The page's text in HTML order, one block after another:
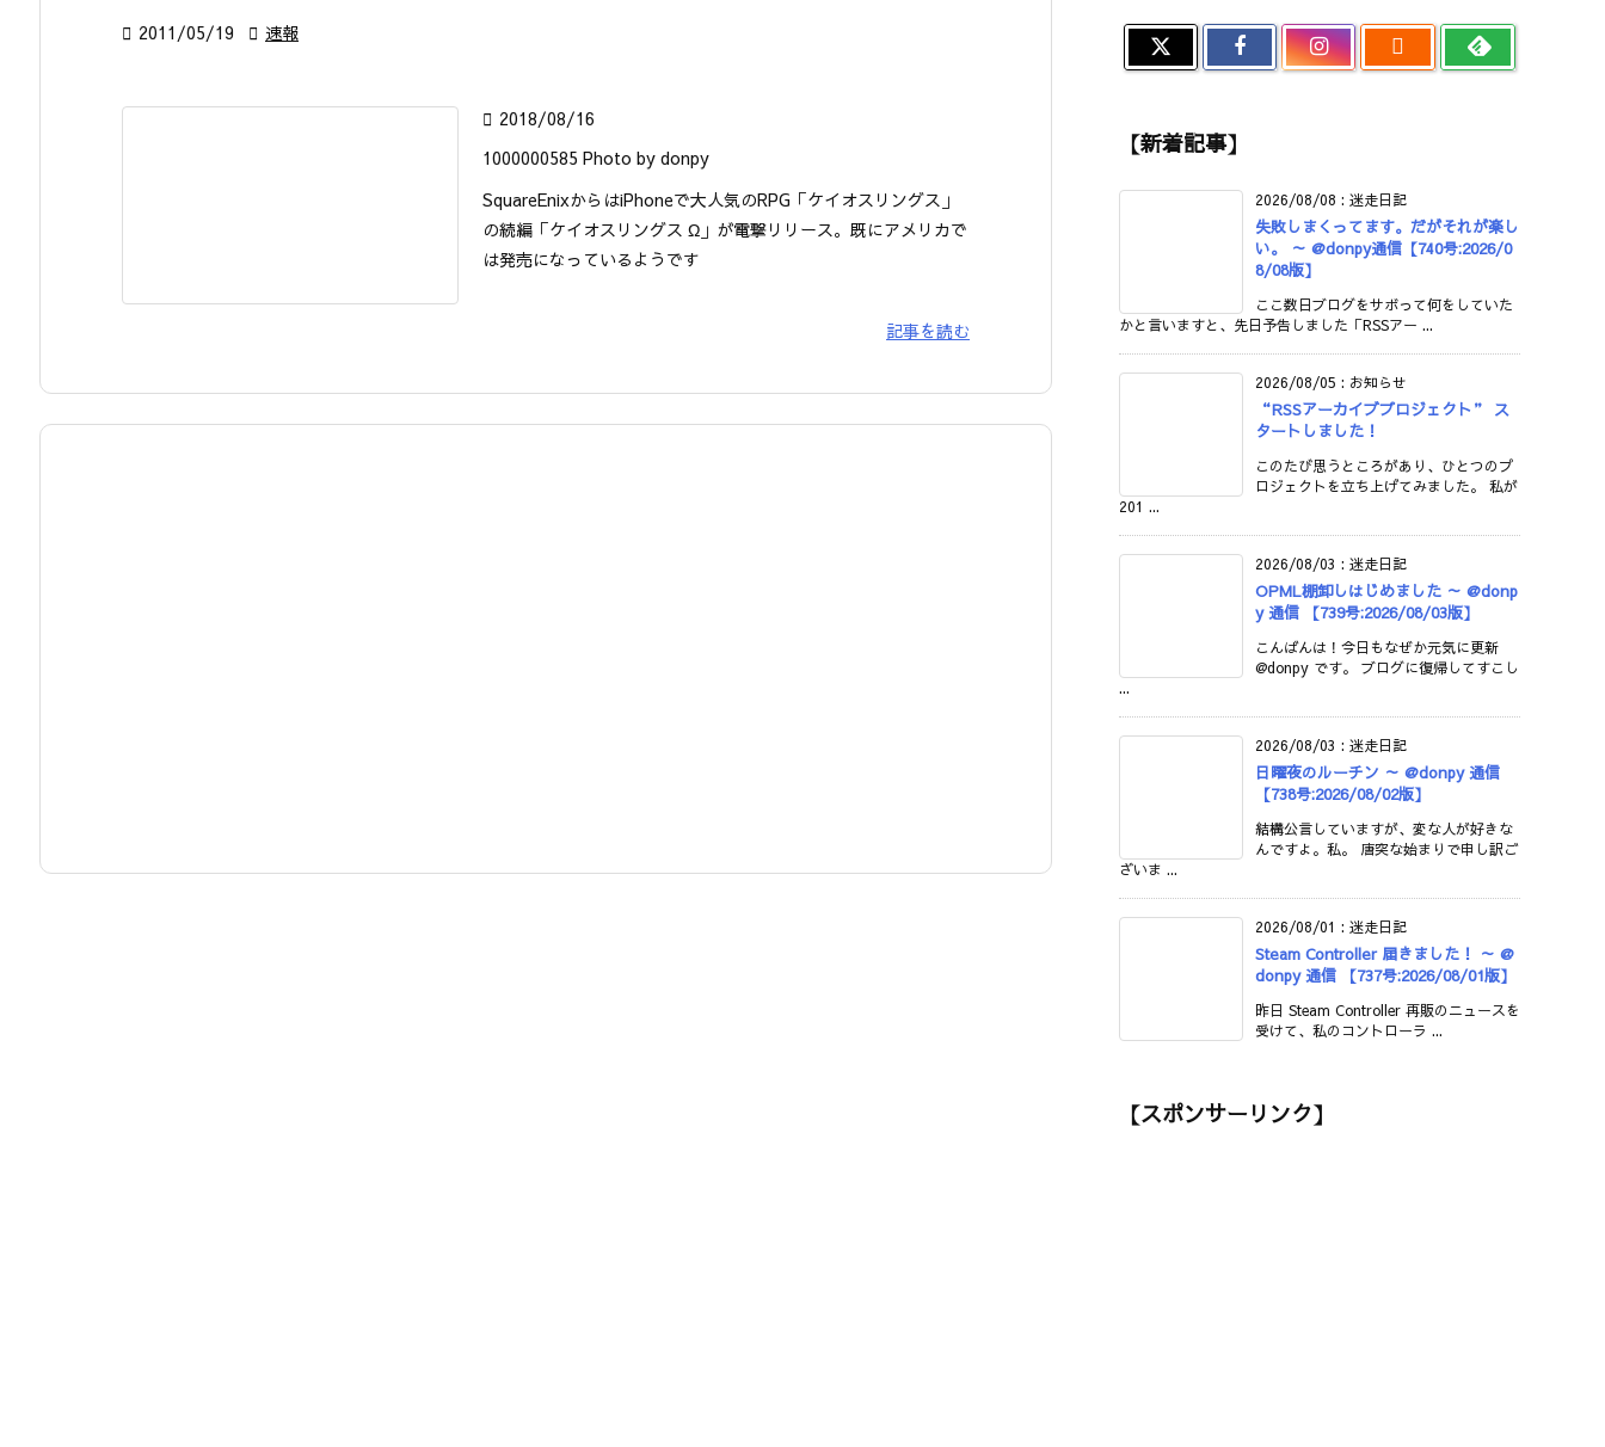
 2011/05/19  速報
 2018/08/16
1000000585 Photo by donpy
SquareEnixからはiPhoneで大人気のRPG「ケイオスリングス」
の続編「ケイオスリングス Ω」が電撃リリース。既にアメリカで
は発売になっているようです
記事を読む

【新着記事】
2026/08/08 : 迷走日記
失敗しまくってます。だがそれが楽し
い。 ～ @donpy通信【740号:2026/0
8/08版】
ここ数日ブログをサボって何をしていた
かと言いますと、先日予告しました「RSSアー ...
2026/08/05 : お知らせ
“RSSアーカイブプロジェクト” ス
タートしました！
このたび思うところがあり、ひとつのプ
ロジェクトを立ち上げてみました。 私が
201 ...
2026/08/03 : 迷走日記
OPML棚卸しはじめました ～ @donp
y 通信 【739号:2026/08/03版】
こんばんは！今日もなぜか元気に更新
@donpy です。 ブログに復帰してすこし
...
2026/08/03 : 迷走日記
日曜夜のルーチン ～ @donpy 通信
【738号:2026/08/02版】
結構公言していますが、変な人が好きな
んですよ。私。 唐突な始まりで申し訳ご
ざいま ...
2026/08/01 : 迷走日記
Steam Controller 届きました！ ～ @
donpy 通信 【737号:2026/08/01版】
昨日 Steam Controller 再販のニュースを
受けて、私のコントローラ ...
【スポンサーリンク】